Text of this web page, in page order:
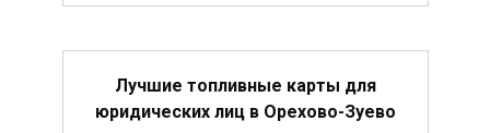
Лучшие топливные карты для
юридических лиц в Орехово-Зуево